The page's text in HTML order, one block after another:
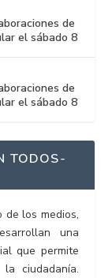
de
el sábado 8
de
el sábado 8
TODOS-
de los medios,
una
que permite
ciudadanía.